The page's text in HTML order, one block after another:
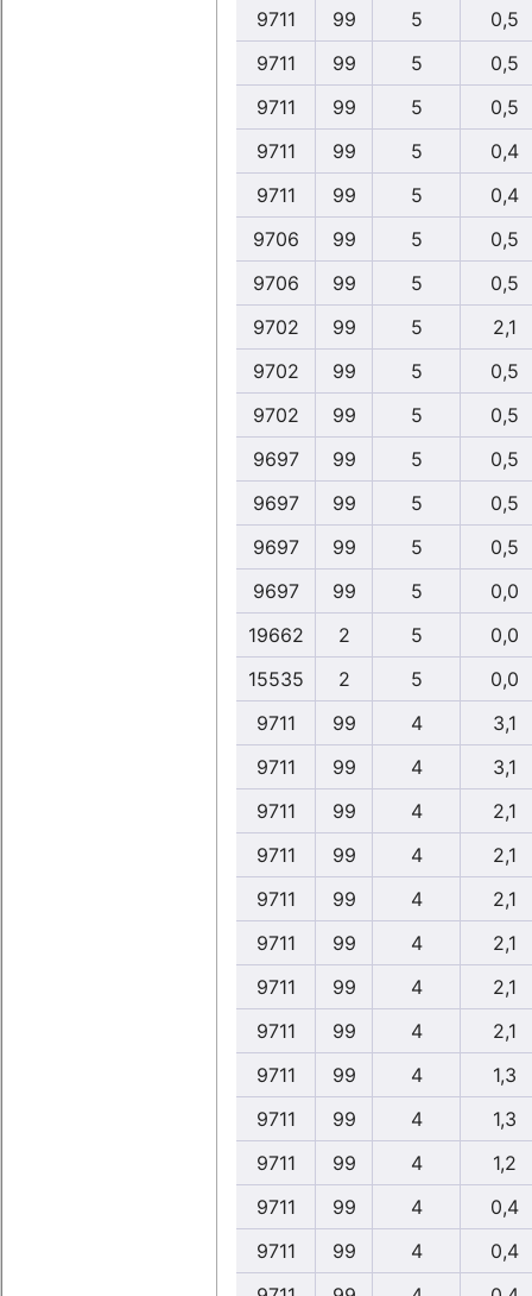
9711
99 5
0,5
9711
99 5
0,5
9711
99 5
0,5
9711
99 5
0,4
9711
99 5
0,4
9706
99 5
0,5
9706
99 5
0,5
9702
99 5
2,1
9702
99 5
0,5
9702
99 5
0,5
9697
99 5
0,5
9697
99 5
0,5
9697
99 5
0,5
9697
99 5
0,0
19662
2 5
0,0
15535
2 5
0,0
9711
99 4
3,1
9711
99 4
3,1
9711
99 4
2,1
9711
99 4
2,1
9711
99 4
2,1
9711
99 4
2,1
9711
99 4
2,1
9711
99 4
2,1
9711
99 4
1,3
9711
99 4
1,3
9711
99 4
1,2
9711
99 4
0,4
9711
99 4
0,4